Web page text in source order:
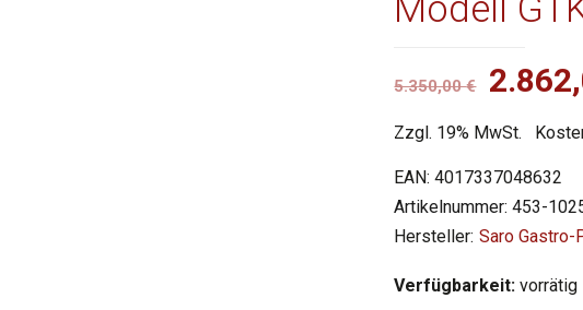
Modell
5.350,00€
war:
Zzgl. 19% MwSt.
EAN:4017337048632
Artikelnummer:453-
Saro Gastro-
Verfügbarkeit: vorrätig